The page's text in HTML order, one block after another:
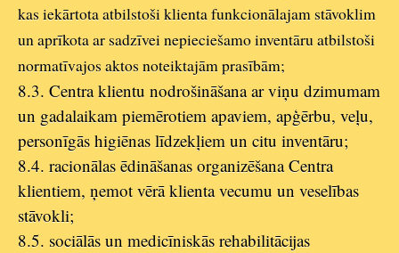
kas iekārtota atbilstoši klienta funkcionālajam stāvoklim
un aprīkota ar sadzīvei nepieciešamo inventāru atbilstoši
normatīvajos aktos noteiktajām prasībām;
8.3. Centra klientu nodrošināšana ar viņu dzimumam
un gadalaikam piemērotiem apaviem, apģērbu, veļu,
personīgās higiēnas līdzekļiem un citu inventāru;
8.4. racionālas ēdināšanas organizēšana Centra
klientiem, ņemot vērā klienta vecumu un veselības
stāvokli;
8.5. sociālās un medicīniskās rehabilitācijas